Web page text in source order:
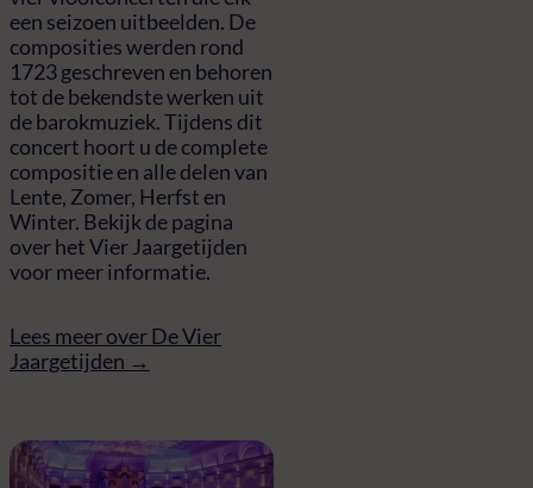
een seizoen uitbeelden. De
composities werden rond
1723 geschreven en behoren
tot de bekendste werken uit
de barokmuziek. Tijdens dit
concert hoort u de complete
compositie en alle delen van
Lente, Zomer, Herfst en
Winter. Bekijk de pagina
over het Vier Jaargetijden
voor meer informatie.
Lees meer over De Vier
Jaargetijden →